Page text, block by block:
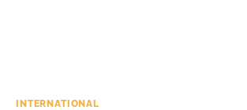
INTERNATIONAL